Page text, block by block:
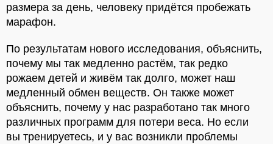
размера за день, человеку придётся пробежать
марафон.
По результатам нового исследования, объяснить,
почему мы так медленно растём, так редко
рожаем детей и живём так долго, может наш
медленный обмен веществ. Он также может
объяснить, почему у нас разработано так много
различных программ для потери веса. Но если
вы тренируетесь, и у вас возникли проблемы